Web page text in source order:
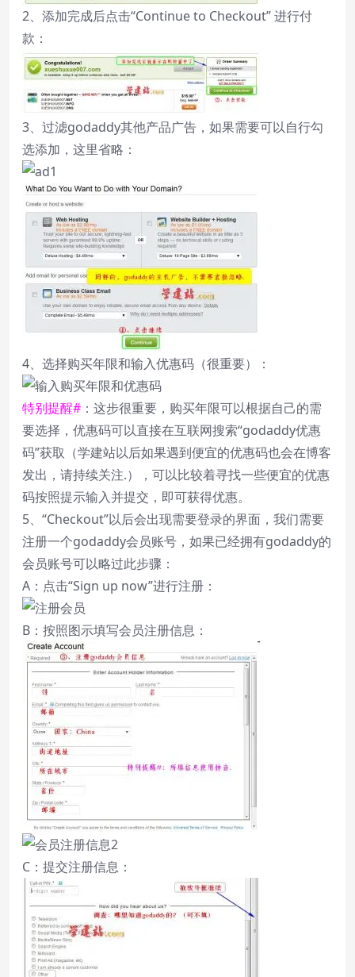
2、添加完成后点击“Continue to Checkout” 进行付
款：
3、过滤godaddy其他产品广告，如果需要可以自行勾
选添加，这里省略：
4、选择购买年限和输入优惠码（很重要）：
特别提醒# ：这步很重要，购买年限可以根据自己的需
要选择，优惠码可以直接在互联网搜索“godaddy优惠
码”获取（学建站以后如果遇到便宜的优惠码也会在博客
发出，请持续关注.），可以比较着寻找一些便宜的优惠
码按照提示输入并提交，即可获得优惠。
5、“Checkout”以后会出现需要登录的界面，我们需要
注册一个godaddy会员账号，如果已经拥有godaddy的
会员账号可以略过此步骤：
A：点击“Sign up now”进行注册：
B：按照图示填写会员注册信息：
C：提交注册信息：